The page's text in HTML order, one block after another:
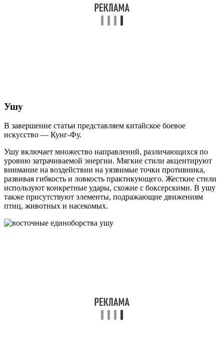
Ушу
В завершение статьи представляем китайское боевое
искусство — Кунг-Фу.
Ушу включает множество направлений, различающихся по
уровню затрачиваемой энергии. Мягкие стили акцентируют
внимание на воздействии на уязвимые точки противника,
развивая гибкость и ловкость практикующего. Жесткие стили
используют конкретные удары, схожие с боксерскими. В ушу
также присутствуют элементы, подражающие движениям
птиц, животных и насекомых.